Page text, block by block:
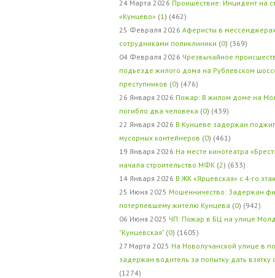
24 Марта 2026 Проишествие: Инцидент на
«Кунцево» (1 ) (462)
25 Февраля 2026 Аферисты в
сотрудниками поликлиники (0) (369)
04 Февраля 2026 Чрезвычайное
подъезде жилого дома на Рублевском
преступников (0) (476)
26 Января 2026 Пожар: В жилом доме на
погибло два человека (0) (439)
22 Января 2026 В Кунцеве задержан
мусорных контейнеров (0) (461)
19 Января 2026 На месте кинотеатра
начала строительство МФК (2) (633)
14 Января 2026 В ЖК «Ярцевская» с 4-го
25 Июня 2025 Мошенничество: Задержан
потерпевшему жителю Кунцева (0) (942)
06 Июня 2025 ЧП: Пожар в БЦ на улице
"Кунцевская" (0) (1605)
27 Марта 2025 На Новолучанской улице в
задержан водитель за попытку дать
(1274)